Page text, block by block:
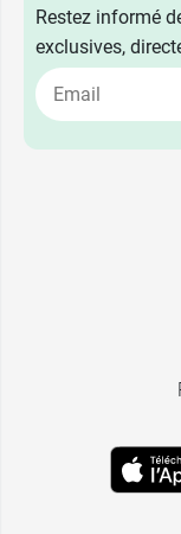
Restez informé
exclusives,